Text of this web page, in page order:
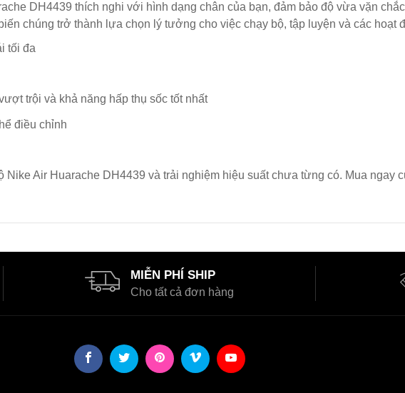
DH4439 thích nghi với hình dạng chân của bạn, đảm bảo độ vừa vặn
chúng trở thành lựa chọn lý tưởng cho việc chạy bộ, tập luyện và các hoạt
tối đa
trội và khả năng hấp thụ sốc tốt nhất
điều chỉnh
Air Huarache DH4439 và trải nghiệm hiệu suất chưa từng có. Mua ngay
MIỄN PHÍ SHIP
Cho tất cả đơn hàng